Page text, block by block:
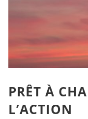
PRÊT À
L’ACTION